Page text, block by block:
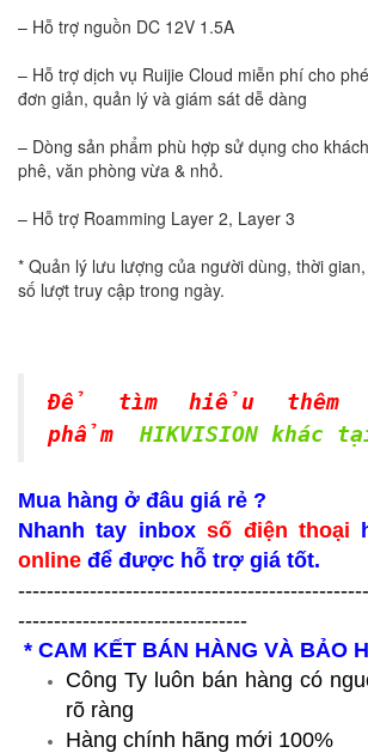
– Hỗ trợ nguồn DC 12V 1.5A
– Hỗ trợ dịch vụ Ruijie Cloud miễn phí cho
đơn giản, quản lý và giám sát dễ dàng
– Dòng sản phẩm phù hợp sử dụng cho
phê, văn phòng vừa & nhỏ.
– Hỗ trợ Roamming Layer 2, Layer 3
* Quản lý lưu lượng của người dùng, thời
số lượt truy cập trong ngày.
Để tìm hiểu thêm
phẩm
HIKVISION khác
Mua hàng ở đâu giá rẻ ?
Nhanh tay inboxsố điện thoại
online để được hỗ trợ giá tốt.
--------------------------------
* CAM KẾT BÁN HÀNG VÀ BẢO
Công Ty luôn bán hàng có
rõ ràng
Hàng chính hãng mới 100%